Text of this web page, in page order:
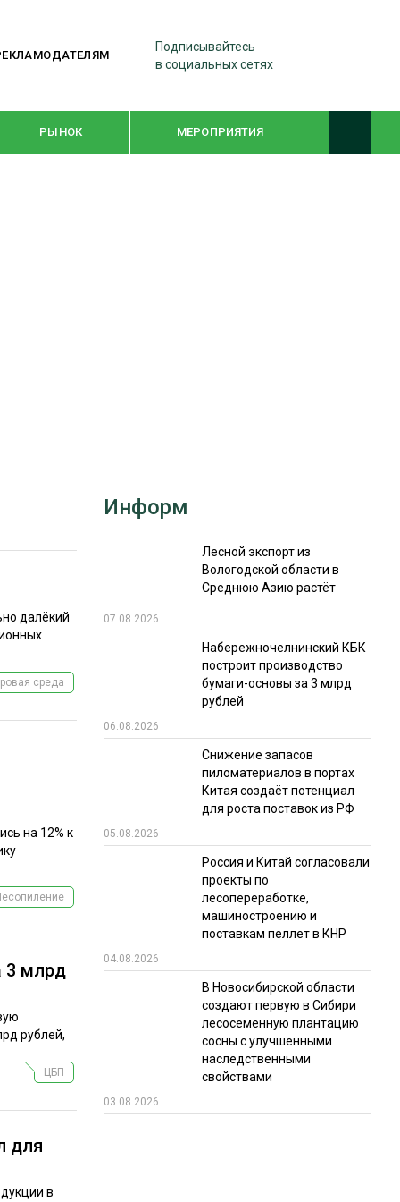
Подписывайтесь
в социальных сетях
РЫНОК МЕРОПРИЯТИЯ
ИТОГИ МЕРОПРИЯТИЙ
далёкий
среда
на 12% к
3 млрд
рублей,
ЦБП
для
в
Информ
Лесной экспорт из
Вологодской области в
Среднюю Азию растёт
07.08.2026
Набережночелнинский КБК
построит производство
бумаги-основы за 3 млрд
рублей
06.08.2026
Снижение запасов
пиломатериалов в портах
Китая создаёт потенциал
для роста поставок из РФ
05.08.2026
Россия и Китай согласовали
проекты по
лесопереработке,
машиностроению и
поставкам пеллет в КНР
04.08.2026
В Новосибирской области
создают первую в Сибири
лесосеменную плантацию
сосны с улучшенными
наследственными
свойствами
03.08.2026